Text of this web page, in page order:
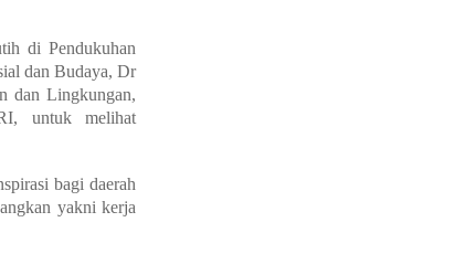
di Pendukuhan
dan Budaya, Dr
dan Lingkungan,
untuk melihat
bagi daerah
yakni kerja